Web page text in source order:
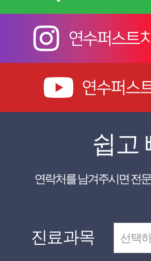
쉽고
진료과목